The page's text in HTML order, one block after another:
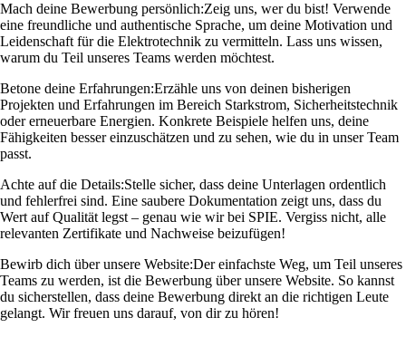
Mach deine Bewerbung persönlich:Zeig uns, wer du bist! Verwende
eine freundliche und authentische Sprache, um deine Motivation und
Leidenschaft für die Elektrotechnik zu vermitteln. Lass uns wissen,
warum du Teil unseres Teams werden möchtest.
Betone deine Erfahrungen:Erzähle uns von deinen bisherigen
Projekten und Erfahrungen im Bereich Starkstrom, Sicherheitstechnik
oder erneuerbare Energien. Konkrete Beispiele helfen uns, deine
Fähigkeiten besser einzuschätzen und zu sehen, wie du in unser Team
passt.
Achte auf die Details:Stelle sicher, dass deine Unterlagen ordentlich
und fehlerfrei sind. Eine saubere Dokumentation zeigt uns, dass du
Wert auf Qualität legst – genau wie wir bei SPIE. Vergiss nicht, alle
relevanten Zertifikate und Nachweise beizufügen!
Bewirb dich über unsere Website:Der einfachste Weg, um Teil unseres
Teams zu werden, ist die Bewerbung über unsere Website. So kannst
du sicherstellen, dass deine Bewerbung direkt an die richtigen Leute
gelangt. Wir freuen uns darauf, von dir zu hören!